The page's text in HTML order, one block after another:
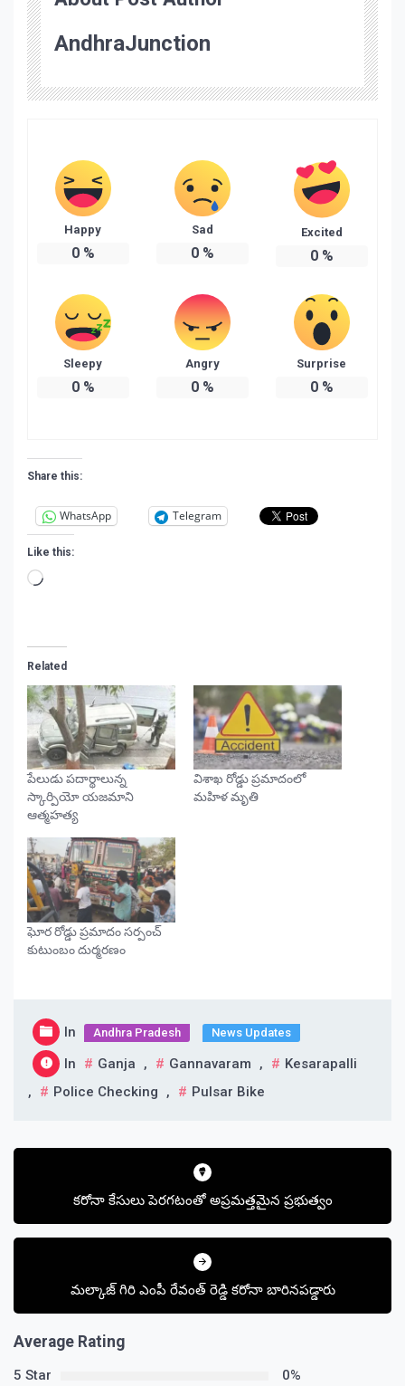
AndhraJunction
Happy
0%
Sad
0%
Excited
0%
Sleepy
0%
Angry
0%
Surprise
0%
Share this:
WhatsApp Telegram
Like this:
Loading…
Related
పేలుడు పదార్థాలున్న
స్కార్పియో యజమాని
ఆత్మహత్య
విశాఖ రోడ్డు ప్రమాదంలో
మహిళ మృతి
ఘోర రోడ్డు ప్రమాదం సర్పంచ్‌
కుటుంబం దుర్మరణం
In Andhra Pradesh News Updates
In Ganja , Gannavaram ,
Kesarapalli
,
Police Checking , Pulsar Bike
Post
కరోనా కేసులు పెరగటంతో అప్రమత్తమైన ప్రభుత్వం
మల్కాజ్ గిరి ఎంపీ రేవంత్ రెడ్డి కరోనా బారినపడ్డారు
Average Rating
5 Star
0%